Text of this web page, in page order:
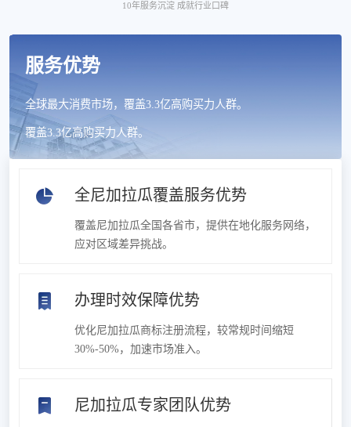
10年服务沉淀 成就行业口碑
服务优势
全球最大消费市场，覆盖3.3亿高购买力人群。
覆盖3.3亿高购买力人群。
全尼加拉瓜覆盖服务优势
覆盖尼加拉瓜全国各省市，提供在地化服务网络，
应对区域差异挑战。
办理时效保障优势
优化尼加拉瓜商标注册流程，较常规时间缩短
30%-50%，加速市场准入。
尼加拉瓜专家团队优势